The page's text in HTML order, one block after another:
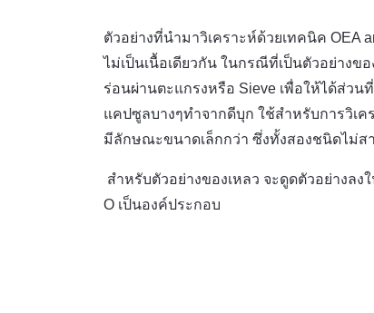
ตัวอย่างที่นำมาวิเคราะห์ด้วยเทคนิค OEA
ไม่เป็นเนื้อเดียวกัน ในกรณีที่เป็นตัวอย่าง
ร่อนผ่านตะแกรงหรือ Sieve เพื่อให้ได้ส่ว
แคปซูลบางๆทำจากดีบุก ใช้สำหรับการวิเ
มีลักษณะขนาดเล็กกว่า ซึ่งทั้งสองชนิดไม่ส
สำหรับตัวอย่างของเหลว จะดูดตัวอย่างล
O เป็นองค์ประกอบ